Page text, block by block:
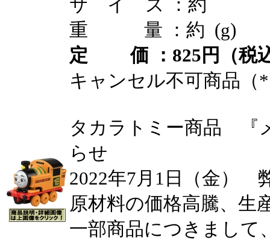
サ イ ズ ：約
重 量 ：約 (g)
定 価 ：825円（税
キャンセル不可商品（
タカラトミー商品 『
らせ
2022年7月1日（金）
原材料の価格高騰、生
一部商品につきまして